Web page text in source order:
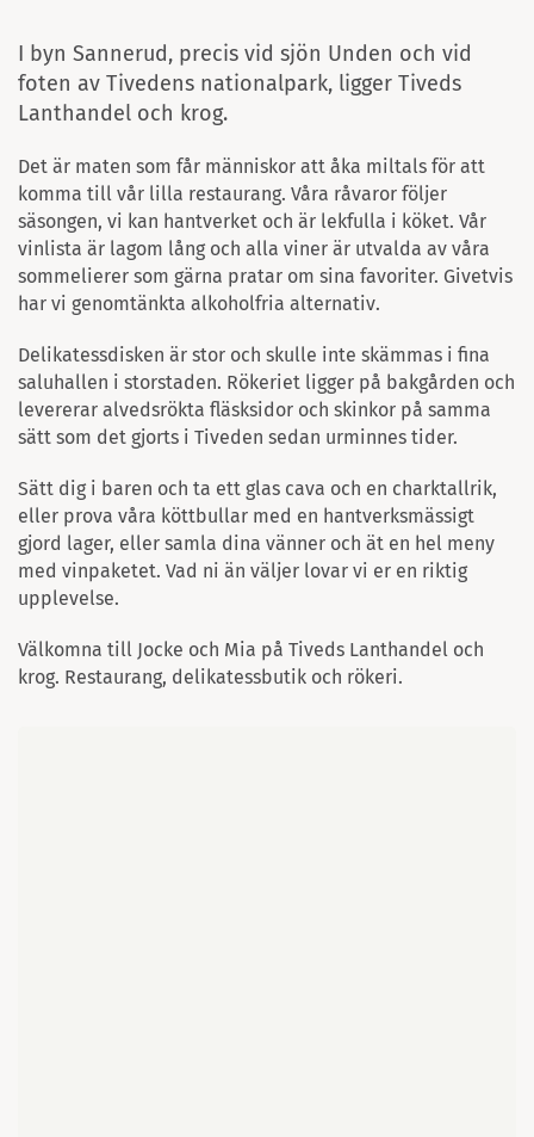
I byn Sannerud, precis vid sjön Unden och vid
foten av Tivedens nationalpark, ligger Tiveds
Lanthandel och krog.
Det är maten som får människor att åka miltals för att
komma till vår lilla restaurang. Våra råvaror följer
säsongen, vi kan hantverket och är lekfulla i köket. Vår
vinlista är lagom lång och alla viner är utvalda av våra
sommelierer som gärna pratar om sina favoriter. Givetvis
har vi genomtänkta alkoholfria alternativ.
Delikatessdisken är stor och skulle inte skämmas i fina
saluhallen i storstaden. Rökeriet ligger på bakgården och
levererar alvedsrökta fläsksidor och skinkor på samma
sätt som det gjorts i Tiveden sedan urminnes tider.
Sätt dig i baren och ta ett glas cava och en charktallrik,
eller prova våra köttbullar med en hantverksmässigt
gjord lager, eller samla dina vänner och ät en hel meny
med vinpaketet. Vad ni än väljer lovar vi er en riktig
upplevelse.
Välkomna till Jocke och Mia på Tiveds Lanthandel och
krog. Restaurang, delikatessbutik och rökeri.